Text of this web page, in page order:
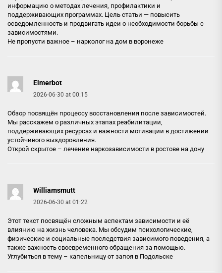
информацию о методах лечения, профилактики и
поддерживающих программах. Цель статьи — повысить
осведомленность и продвигать идеи о необходимости борьбы с
зависимостями.
Не пропусти важное – нарколог на дом в воронеже
Elmerbot
2026-06-30 at 00:15
Обзор посвящён процессу восстановления после зависимостей.
Мы расскажем о различных этапах реабилитации,
поддерживающих ресурсах и важности мотивации в достижении
устойчивого выздоровления.
Открой скрытое – лечение наркозависимости в ростове на дону
Williamsmutt
2026-06-30 at 01:22
Этот текст посвящён сложным аспектам зависимости и её
влиянию на жизнь человека. Мы обсудим психологические,
физические и социальные последствия зависимого поведения, а
также важность своевременного обращения за помощью.
Углубиться в тему – капельницу от запоя в Подольске